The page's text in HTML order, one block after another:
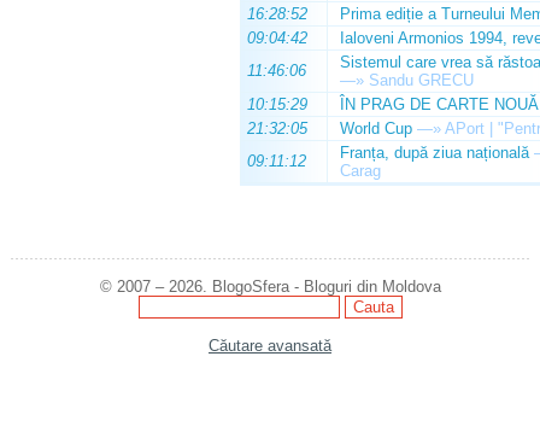
16:28:52
Prima ediție a Turneului
09:04:42
Ialoveni Armonios 1994,
11:46:06
Sistemul care vrea să
—» Sandu GRECU
10:15:29
ÎN PRAG DE CARTE NOUĂ
21:32:05
World Cup —» APort |
09:11:12
Franța, după ziua națională
Carag
© 2007 – 2026. BlogoSfera - Bloguri din Moldova
Căutare avansată